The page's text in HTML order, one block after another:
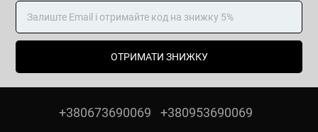
ОТРИМАТИ ЗНИЖКУ
+380673690069 +380953690069